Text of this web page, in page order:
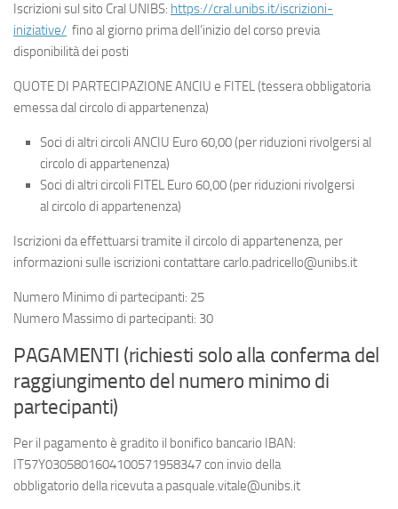
Iscrizioni sul sito Cral UNIBS: https://cral.unibs.it/iscrizioni-
iniziative/ fino al giorno prima dell’inizio del corso previa
disponibilità dei posti
QUOTE DI PARTECIPAZIONE ANCIU e FITEL (tessera obbligatoria
emessa dal circolo di appartenenza)
Soci di altri circoli ANCIU Euro 60,00 (per riduzioni rivolgersi al
circolo di appartenenza)
Soci di altri circoli FITEL Euro 60,00 (per riduzioni rivolgersi
al circolo di appartenenza)
Iscrizioni da effettuarsi tramite il circolo di appartenenza, per
informazioni sulle iscrizioni contattare carlo.padricello@unibs.it
Numero Minimo di partecipanti: 25
Numero Massimo di partecipanti: 30
PAGAMENTI (richiesti solo alla conferma del
raggiungimento del numero minimo di
partecipanti)
Per il pagamento è gradito il bonifico bancario IBAN:
IT57Y0305801604100571958347 con invio della
obbligatorio della ricevuta a pasquale.vitale@unibs.it